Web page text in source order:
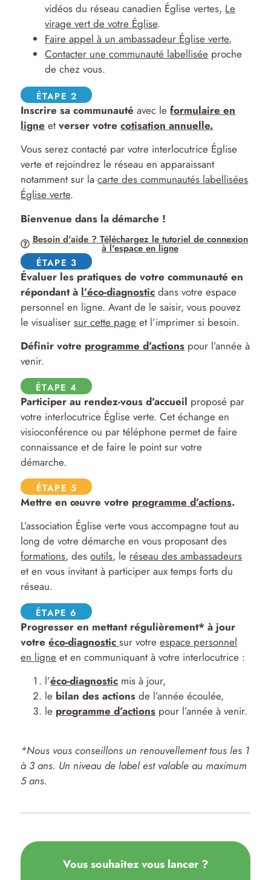
vidéos du réseau canadien Église vertes, Le
virage vert de votre Église.
Faire appel à un ambassadeur Église verte,
Contacter une communauté labellisée proche
de chez vous.
ÉTAPE 2
Inscrire sa communauté avec leformulaire en
ligne etverser votrecotisation annuelle.
Vous serez contacté par votre interlocutrice Église
verte et rejoindrez le réseau en apparaissant
notamment sur lacarte des communautés labellisées
Église verte.
Bienvenue dans la démarche !
Besoin d'aide ? Téléchargez le tutoriel de connexion
à l'espace en ligne
ÉTAPE 3
Évaluer les pratiques de votre communauté en
répondant à l’éco-diagnostic dans votre espace
personnel en ligne. Avant de le saisir, vous pouvez
le visualisersur cette page et l’imprimer si besoin.
Définir votre programme d’actions pour l’année à
venir.
ÉTAPE 4
Participer au rendez-vous d’accueil proposé par
votre interlocutrice Église verte. Cet échange en
visioconférence ou par téléphone permet de faire
connaissance et de faire le point sur votre
démarche.
ÉTAPE 5
Mettre en œuvre votre programme d’actions.
L’association Église verte vous accompagne tout au
long de votre démarche en vous proposant des
formations, desoutils, le réseau des ambassadeurs
et en vous invitant à participer aux temps forts du
réseau.
ÉTAPE 6
Progresser en mettant régulièrement* à jour
votreéco-diagnosticsur votreespace personnel
en ligne et en communiquant à votre interlocutrice :
l’éco-diagnostic mis à jour,
le bilan des actions de l’année écoulée,
le programme d’actions pour l’année à venir.
*Nous vous conseillons un renouvellement tous les 1
à 3 ans. Un niveau de label est valable au maximum
5 ans.
Vous souhaitez vous lancer ?